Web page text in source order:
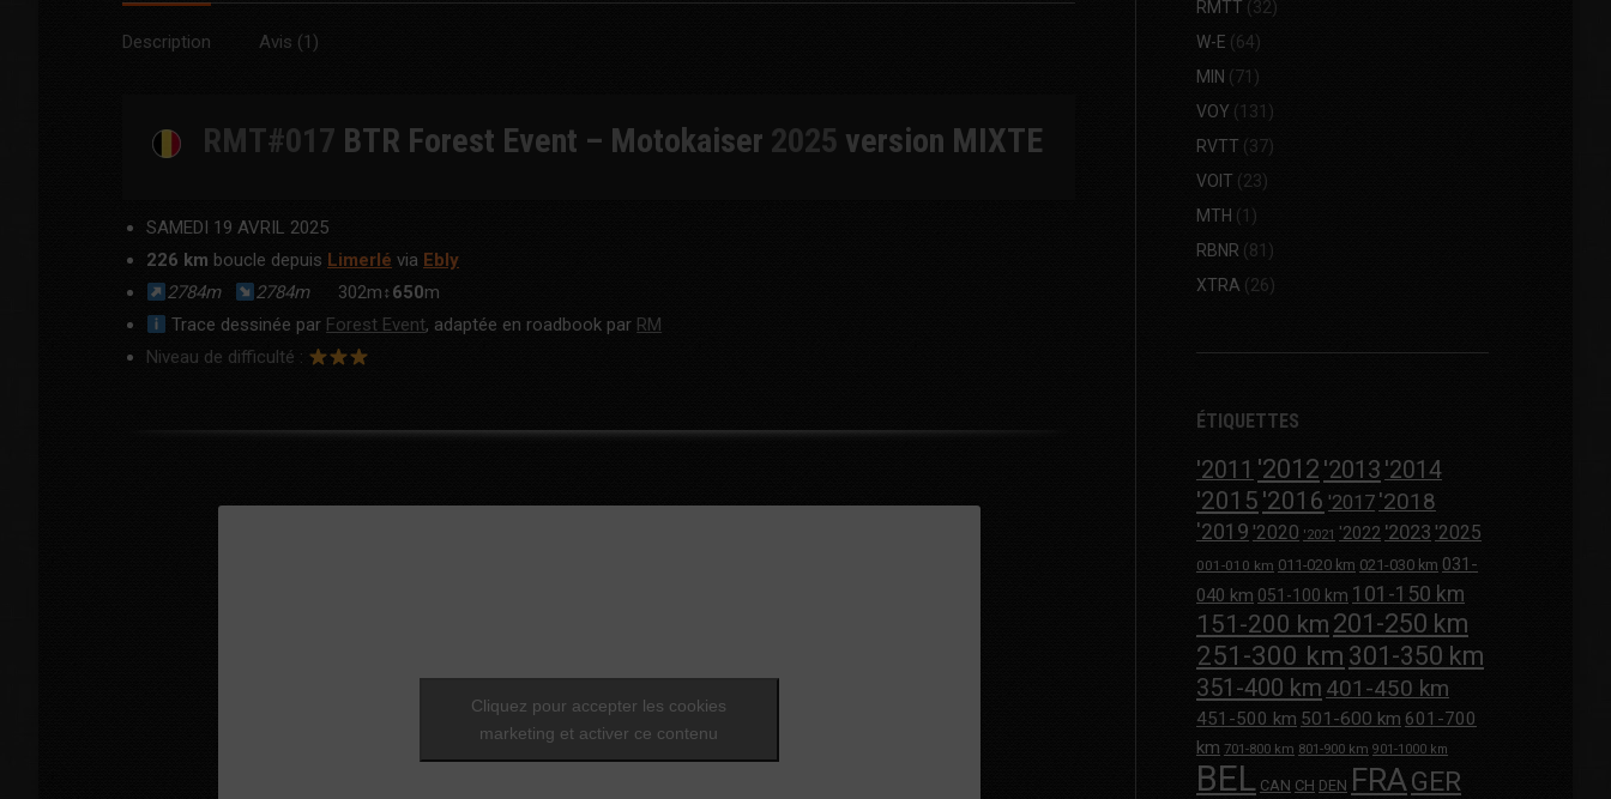
Description Avis (1)
RMT#017 BTR Forest Event – Motokaiser 2025 version MIXTE
SAMEDI 19 AVRIL 2025
226 km boucle depuis Limerlé via Ebly
2784m
2784m 302m↕650m
Trace dessinée par Forest Event, adaptée en roadbook par RM
Niveau de difficulté :
Cliquez pour accepter les cookies
marketing et activer ce contenu
RMTT (32)
W-E (64)
MIN (71)
VOY (131)
RVTT (37)
VOIT (23)
MTH (1)
RBNR (81)
XTRA (26)
ÉTIQUETTES
'2011 '2012 '2013 '2014
'2015 '2016 '2017 '2018
'2019 '2020 '2021 '2022 '2023 '2025
001-010 km 011-020 km 021-030 km 031-
040 km 051-100 km 101-150 km
151-200 km 201-250 km
251-300 km 301-350 km
351-400 km 401-450 km
451-500 km 501-600 km 601-700
km 701-800 km 801-900 km 901-1000 km
BEL CAN CH DEN FRAGER